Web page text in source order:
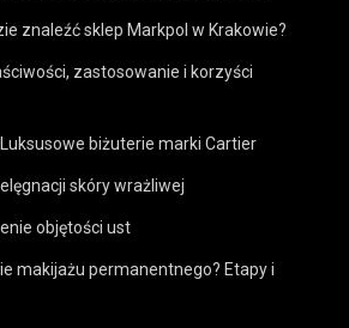
znaleźć sklep Markpol w Krakowie?
zastosowanie i korzyści
biżuterie marki Cartier
skóry wrażliwej
objętości ust
makijażu permanentnego? Etapy i